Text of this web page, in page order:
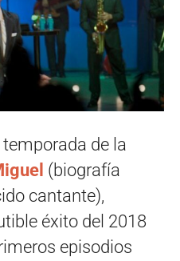
de la
(biografía
cantante),
éxito del 2018
episodios